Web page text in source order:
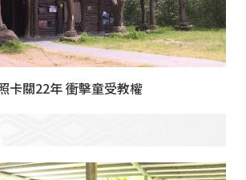
卡關22年 衝擊童受教權